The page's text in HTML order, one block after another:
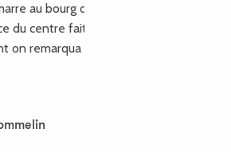
au bourg de Lézardrieux, dont
du centre fait face à l'église St
on remarqua le clocher de style